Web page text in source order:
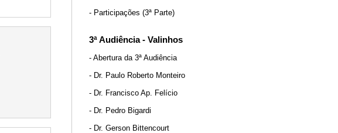
- Participações (3ª Parte)
3ª Audiência - Valinhos
- Abertura da 3ª Audiência
- Dr. Paulo Roberto Monteiro
- Dr. Francisco Ap. Felício
- Dr. Pedro Bigardi
- Dr. Gerson Bittencourt